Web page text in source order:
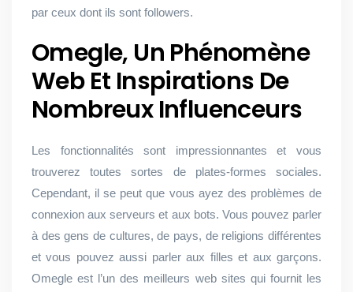
par ceux dont ils sont followers.
Omegle, Un Phénomène
Web Et Inspirations De
Nombreux Influenceurs
Les fonctionnalités sont impressionnantes et vous
trouverez toutes sortes de plates-formes sociales.
Cependant, il se peut que vous ayez des problèmes de
connexion aux serveurs et aux bots. Vous pouvez parler
à des gens de cultures, de pays, de religions différentes
et vous pouvez aussi parler aux filles et aux garçons.
Omegle est l’un des meilleurs web sites qui fournit les